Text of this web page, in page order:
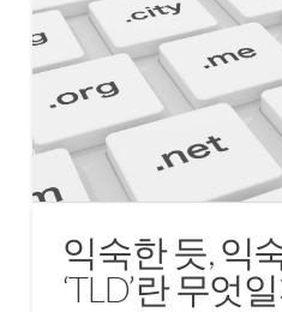
익숙한 듯, 익
‘TLD’란 무엇